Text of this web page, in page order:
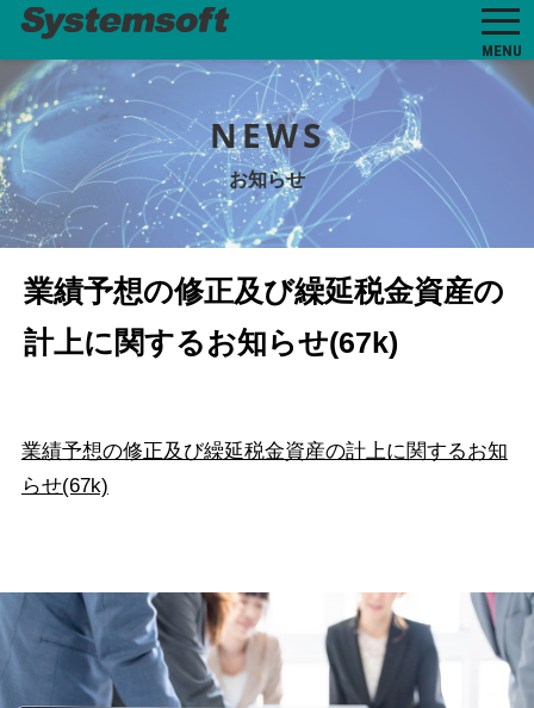
MENU
NEWS
お知らせ
業績予想の修正及び繰延税金資産の
計上に関するお知らせ(67k)
業績予想の修正及び繰延税金資産の計上に関するお知
らせ(67k)